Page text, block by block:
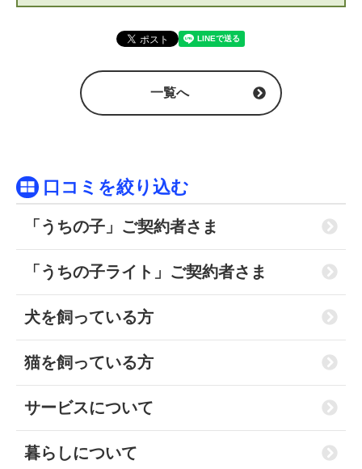
一覧へ
口コミを絞り込む
「うちの子」ご契約者さま
「うちの子ライト」ご契約者さま
犬を飼っている方
猫を飼っている方
サービスについて
暮らしについて